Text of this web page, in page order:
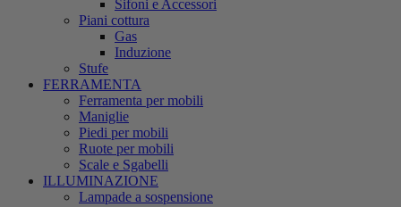
Sifoni e Accessori
Piani cottura
Gas
Induzione
Stufe
FERRAMENTA
Ferramenta per mobili
Maniglie
Piedi per mobili
Ruote per mobili
Scale e Sgabelli
ILLUMINAZIONE
Lampade a sospensione